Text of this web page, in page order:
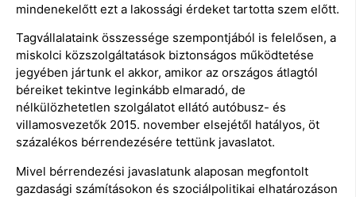
mindenekelőtt ezt a lakossági érdeket tartotta szem előtt.
Tagvállalataink összessége szempontjából is felelősen, a
miskolci közszolgáltatások biztonságos működtetése
jegyében jártunk el akkor, amikor az országos átlagtól
béreiket tekintve leginkább elmaradó, de
nélkülözhetetlen szolgálatot ellátó autóbusz- és
villamosvezetők 2015. november elsejétől hatályos, öt
százalékos bérrendezésére tettünk javaslatot.
Mivel bérrendezési javaslatunk alaposan megfontolt
gazdasági számításokon és szociálpolitikai elhatározáson